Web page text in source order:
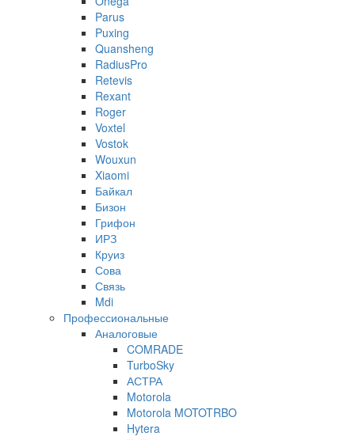
Parus
Puxing
Quansheng
RadiusPro
Retevis
Rexant
Roger
Voxtel
Vostok
Wouxun
Xiaomi
Байкал
Бизон
Грифон
ИРЗ
Круиз
Сова
Связь
Mdi
Профессиональные
Аналоговые
COMRADE
TurboSky
АСТРА
Motorola
Motorola MOTOTRBO
Hytera